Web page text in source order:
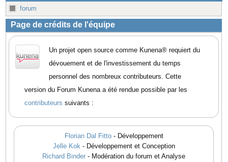
forum
Page de crédits de l'équipe
Un projet open source comme Kunena® requiert du
dévouement et de l'investissement du temps
personnel des nombreux contributeurs. Cette
version du Forum Kunena a été rendue possible par les
contributeurs suivants :
Florian Dal Fitto- Développement
Jelle Kok- Développement et Conception
Richard Binder - Modération du forum et Analyse